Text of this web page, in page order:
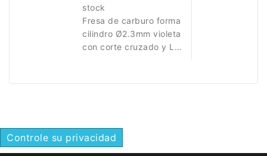
stock
Fresa de carburo forma
cilindro Ø2.3mm violeta
con corte cruzado y LT
de estructuras de uñas.
Controle su privacidad